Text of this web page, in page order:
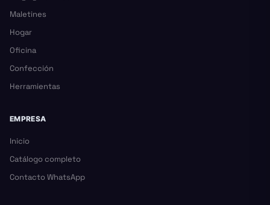
Maletines
Hogar
Oficina
Confección
Herramientas
EMPRESA
Inicio
Catálogo completo
Contacto WhatsApp